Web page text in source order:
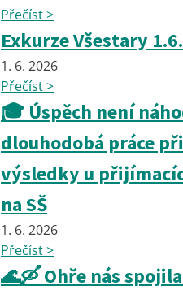
Přečíst >
Exkurze Všestary
1. 6. 2026
Přečíst >
🎓 Úspěch není
dlouhodobá práce
výsledky u
na SŠ
1. 6. 2026
Přečíst >
🌊🛶 Ohře nás